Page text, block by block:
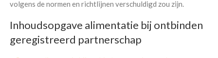
volgens de normen en richtlijnen verschuldigd zou zijn.
Inhoudsopgave alimentatie bij ontbinden
geregistreerd partnerschap